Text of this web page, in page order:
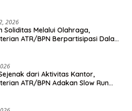
2026
Soliditas Melalui Olahraga,
ATR/BPN Berpartisipasi Dalam
dari Aktivitas Kantor,
ATR/BPN Adakan Slow Run